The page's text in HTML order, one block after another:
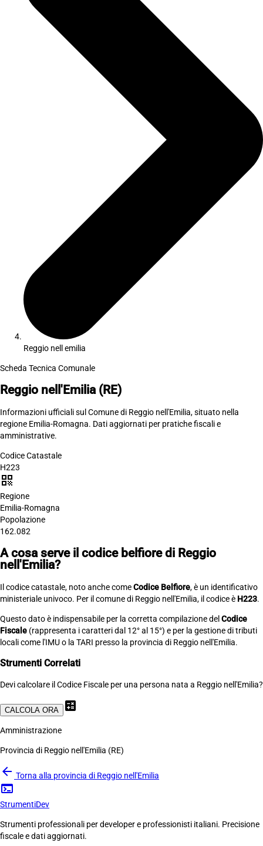
Reggio nell emilia
Scheda Tecnica Comunale
Reggio nell'Emilia (RE)
Informazioni ufficiali sul Comune di Reggio nell'Emilia, situato nella
regione Emilia-Romagna. Dati aggiornati per pratiche fiscali e
amministrative.
Codice Catastale
H223
qr_code
Regione
Emilia-Romagna
Popolazione
162.082
A cosa serve il codice belfiore di Reggio
nell'Emilia?
Il codice catastale, noto anche comeCodice Belfiore, è un identificativo
ministeriale univoco. Per il comune di Reggio nell'Emilia, il codice è H223.
Questo dato è indispensabile per la corretta compilazione del Codice
Fiscale (rappresenta i caratteri dal 12° al 15°) e per la gestione di tributi
locali come l'IMU o la TARI presso la provincia di Reggio nell'Emilia.
Strumenti Correlati
Devi calcolare il Codice Fiscale per una persona nata a Reggio nell'Emilia?
CALCOLA ORA calculate
Amministrazione
Provincia di Reggio nell'Emilia (RE)
arrow_back Torna alla provincia di Reggio nell'Emilia
terminal
StrumentiDev
Strumenti professionali per developer e professionisti italiani. Precisione
fiscale e dati aggiornati.